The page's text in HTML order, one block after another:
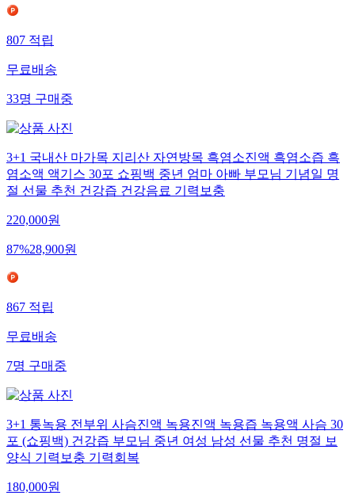
807 적립
무료배송
33명 구매중
3+1 국내산 마가목 지리산 자연방목 흑염소진액 흑염소즙 흑
염소액 액기스 30포 쇼핑백 중년 엄마 아빠 부모님 기념일 명
절 선물 추천 건강즙 건강음료 기력보충
220,000원
87%28,900원
867 적립
무료배송
7명 구매중
3+1 통녹용 전부위 사슴진액 녹용진액 녹용즙 녹용액 사슴 30
포 (쇼핑백) 건강즙 부모님 중년 여성 남성 선물 추천 명절 보
양식 기력보충 기력회복
180,000원